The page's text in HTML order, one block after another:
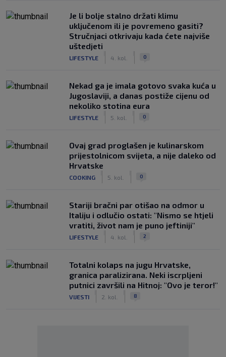
Je li bolje stalno držati klimu
uključenom ili je povremeno gasiti?
Stručnjaci otkrivaju kada ćete najviše
uštedjeti
LIFESTYLE 4. kol. 0
Nekad ga je imala gotovo svaka kuća u
Jugoslaviji, a danas postiže cijenu od
nekoliko stotina eura
LIFESTYLE 5. kol. 0
Ovaj grad proglašen je kulinarskom
prijestolnicom svijeta, a nije daleko od
Hrvatske
COOKING 5. kol. 0
Stariji bračni par otišao na odmor u
Italiju i odlučio ostati: "Nismo se htjeli
vratiti, život nam je puno jeftiniji"
LIFESTYLE 4. kol. 2
Totalni kolaps na jugu Hrvatske,
granica paralizirana. Neki iscrpljeni
putnici završili na Hitnoj: "Ovo je teror!"
VIJESTI 2. kol. 8